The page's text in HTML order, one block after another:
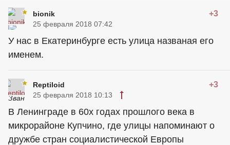
bionik +3
25 февраля 2018 07:42
У нас в Екатеринбурге есть улица названая его
именем.
Reptiloid +3
25 февраля 2018 10:13
В Ленинграде в 60х годах прошлого века в
микрорайоне Купчино, где улицы напоминают о
дружбе стран социалистической Европы